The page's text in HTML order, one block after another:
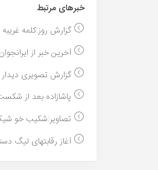
خبر‌های مرتبط
گزارش روز:کلمه
آخرین خبر از
گزارش تصویری
پاشازاده بعد از
تصاویر:شکیب خو
آغاز رقابتهای لیگ